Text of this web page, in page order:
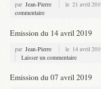
par Jean-Pierre le 21 avril
commentaire
Emission du 14 avril 2019
par Jean-Pierre le 14 avril
Laisser un commentaire
Emission du 07 avril 2019